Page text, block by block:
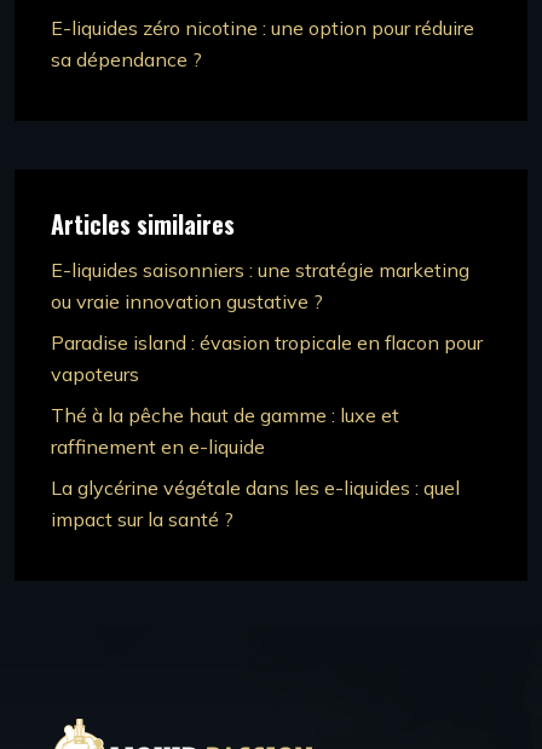
E-liquides zéro nicotine : une option pour réduire
sa dépendance ?
Articles similaires
E-liquides saisonniers : une stratégie marketing
ou vraie innovation gustative ?
Paradise island : évasion tropicale en flacon pour
vapoteurs
Thé à la pêche haut de gamme : luxe et
raffinement en e-liquide
La glycérine végétale dans les e-liquides : quel
impact sur la santé ?